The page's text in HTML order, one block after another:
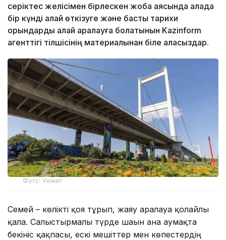
серіктес желісімен бірлескен жоба аясында қалада
бір күнді қалай өткізуге және басты тарихи
орындарды қалай аралауға болатынын Kazinform
агенттігі тілшісінің материалынан біле аласыздар.
Фото: Үкімет
Семей – көлікті қоя тұрып, жаяу аралауға қолайлы
қала. Салыстырмалы түрде шағын ғана аумақта
бекініс қақпасы, ескі мешіттер мен көпестердің